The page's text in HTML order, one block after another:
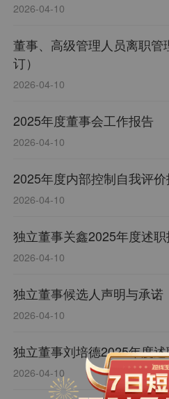
2026-04-10
董事、高级管理人员离职
订）
2026-04-10
2025年度董事会工作报告
2026-04-10
2025年度内部控制自我评
2026-04-10
独立董事关鑫2025年度述
2026-04-10
独立董事候选人声明与承诺
2026-04-10
独立董事刘培德2025年度
2026-04-10